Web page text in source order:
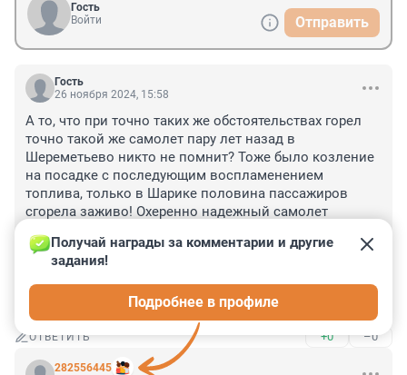
Гость
Войти
Отправить
Гость
26 ноября 2024, 15:58
А то, что при точно таких же обстоятельствах горел
точно такой же самолет пару лет назад в
Шереметьево никто не помнит? Тоже было козление
на посадке с последующим воспламенением
топлива, только в Шарике половина пассажиров
сгорела заживо! Охеренно надежный самолет
уже в МС-30 или МС-35 ну что бы уже не так все
смеялись над названием! Глядишь можно
всенародный праздник забахать о досрочном вводе в
ОТВЕТИТЬ +0 –0
282556445
Получай награды за комментарии и другие
задания!
Подробнее в профиле